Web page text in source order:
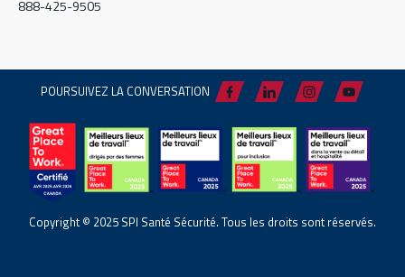
888-425-9505
POURSUIVEZ LA CONVERSATION
Copyright © 2025 SPI Santé Sécurité. Tous les droits sont réservés.